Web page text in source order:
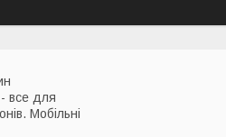
все для
Мобільні